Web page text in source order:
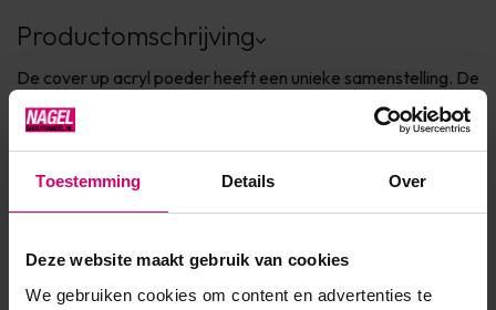
Toestemming Details Over
Deze website maakt gebruik van cookies
We gebruiken cookies om content en advertenties te
Productomschrijving
De cover up acryl poeder heeft een unieke samenstelling. De
kleur van de poeders komen vrijwel overeen met de kleur
perfecte match. De Cover Up kan gebruikt worden voor het
corrigeren van oneffenheden of voor het verlengen van het